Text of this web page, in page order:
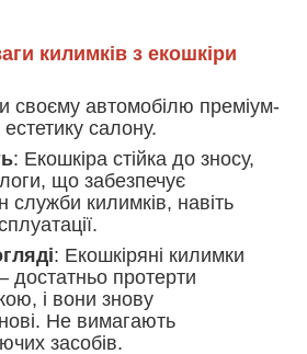
килимків з екошкіри
своєму автомобілю преміум-
салону.
: Екошкіра стійка до зносу,
що забезпечує
служби килимків, навіть
: Екошкіряні килимки
достатньо протерти
і вони знову
Не вимагають
засобів.